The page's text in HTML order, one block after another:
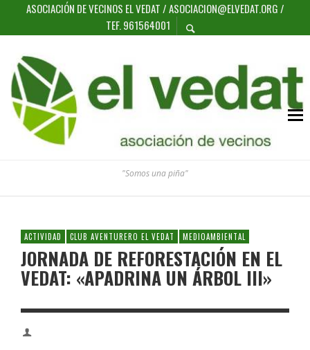
ASOCIACIÓN DE VECINOS EL VEDAT / ASOCIACION@ELVEDAT.ORG /
TEF. 961564001
"Somos una piña"
ACTIVIDAD CLUB AVENTURERO EL VEDAT MEDIOAMBIENTAL
JORNADA DE REFORESTACIÓN EN EL
VEDAT: «APADRINA UN ÁRBOL III»